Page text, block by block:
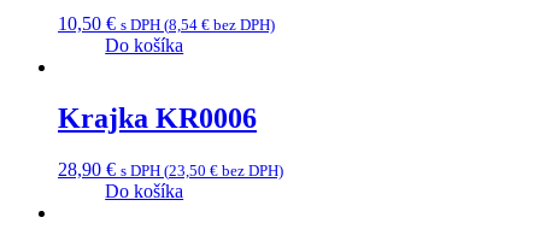
10,50 € s DPH (8,54 € bez DPH)
Do košíka
Krajka KR0006
28,90 € s DPH (23,50 € bez DPH)
Do košíka